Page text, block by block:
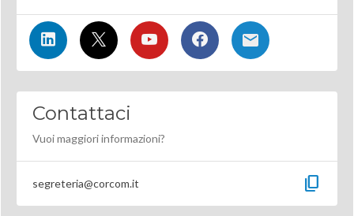
Contattaci
Vuoi maggiori informazioni?
segreteria@corcom.it content_copy